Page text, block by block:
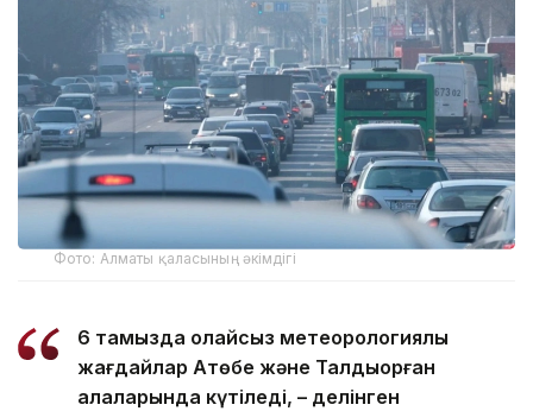
Фото: Алматы қаласының әкімдігі
6 тамызда қолайсыз метеорологиялық
жағдайлар Ақтөбе және Талдықорған
қалаларында күтіледі, – делінген